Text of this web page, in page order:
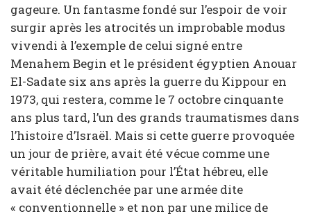
gageure. Un fantasme fondé sur l’espoir de voir
surgir après les atrocités un improbable modus
vivendi à l’exemple de celui signé entre
Menahem Begin et le président égyptien Anouar
El-Sadate six ans après la guerre du Kippour en
1973, qui restera, comme le 7 octobre cinquante
ans plus tard, l’un des grands traumatismes dans
l’histoire d’Israël. Mais si cette guerre provoquée
un jour de prière, avait été vécue comme une
véritable humiliation pour l’État hébreu, elle
avait été déclenchée par une armée dite
« conventionnelle » et non par une milice de